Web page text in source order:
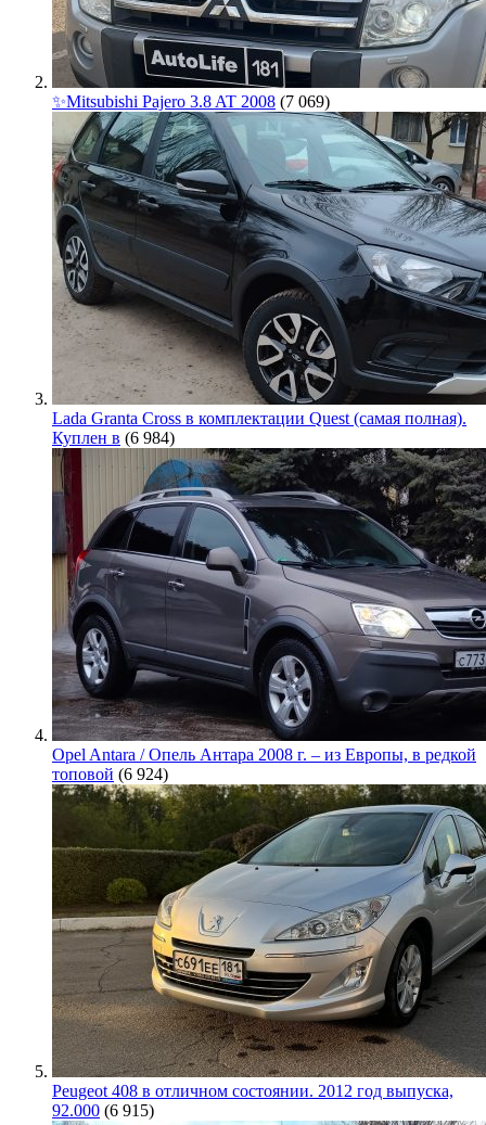
✨Mitsubishi Pajero 3.8 AT 2008 (7 069)
Lada Granta Cross в комплектации Quest (самая полная).
Куплен в (6 984)
Opel Antara / Опель Антара 2008 г. – из Европы, в редкой
топовой (6 924)
Peugeot 408 в отличном состоянии. 2012 год выпуска,
92.000 (6 915)